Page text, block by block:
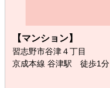
【マンション】
習志野市谷津４丁目
京成本線 谷津駅 徒歩1分